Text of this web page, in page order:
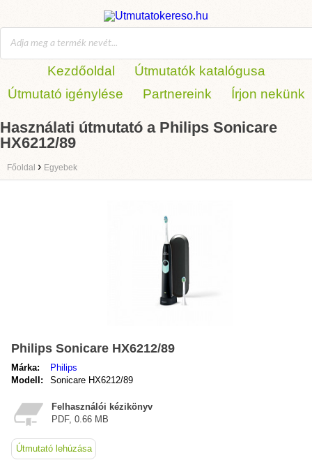
Kezdőoldal
Útmutatók katalógusa
Útmutató igénylése
Partnereink Írjon nekünk
Használati útmutató a Philips Sonicare
HX6212/89
Főoldal › Egyebek
Philips Sonicare HX6212/89
Márka:
Philips
Modell:
Sonicare HX6212/89
Felhasználói kézikönyv
PDF, 0.66 MB
Útmutató lehúzása